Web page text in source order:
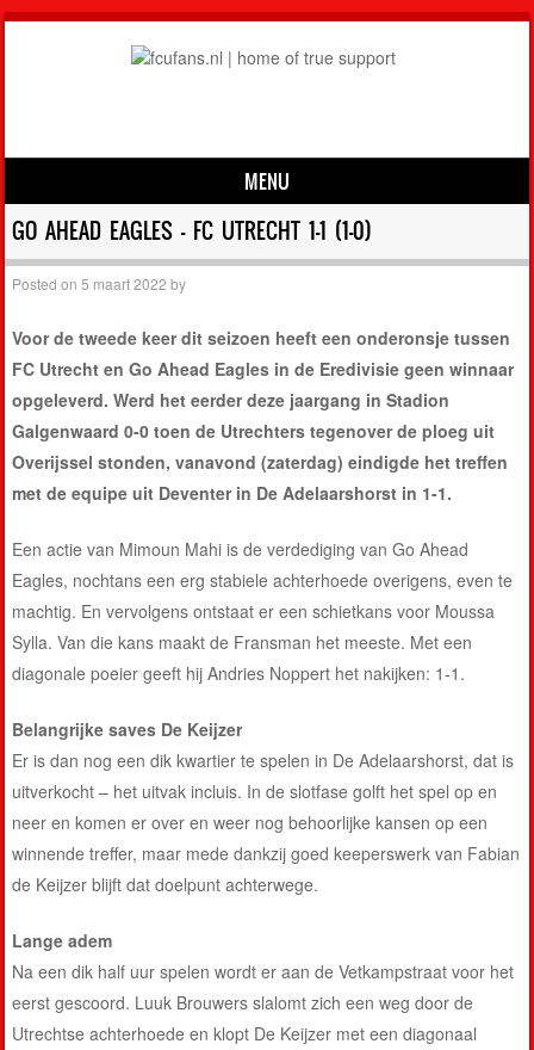
MENU
Skip to content
GO AHEAD EAGLES – FC UTRECHT 1-1 (1-0)
Posted on5 maart 2022 by
Voor de tweede keer dit seizoen heeft een onderonsje tussen
FC Utrecht en Go Ahead Eagles in de Eredivisie geen winnaar
opgeleverd. Werd het eerder deze jaargang in Stadion
Galgenwaard 0-0 toen de Utrechters tegenover de ploeg uit
Overijssel stonden, vanavond (zaterdag) eindigde het treffen
met de equipe uit Deventer in De Adelaarshorst in 1-1.
Een actie van Mimoun Mahi is de verdediging van Go Ahead
Eagles, nochtans een erg stabiele achterhoede overigens, even te
machtig. En vervolgens ontstaat er een schietkans voor Moussa
Sylla. Van die kans maakt de Fransman het meeste. Met een
diagonale poeier geeft hij Andries Noppert het nakijken: 1-1.
Belangrijke saves De Keijzer
Er is dan nog een dik kwartier te spelen in De Adelaarshorst, dat is
uitverkocht – het uitvak incluis. In de slotfase golft het spel op en
neer en komen er over en weer nog behoorlijke kansen op een
winnende treffer, maar mede dankzij goed keeperswerk van Fabian
de Keijzer blijft dat doelpunt achterwege.
Lange adem
Na een dik half uur spelen wordt er aan de Vetkampstraat voor het
eerst gescoord. Luuk Brouwers slalomt zich een weg door de
Utrechtse achterhoede en klopt De Keijzer met een diagonaal